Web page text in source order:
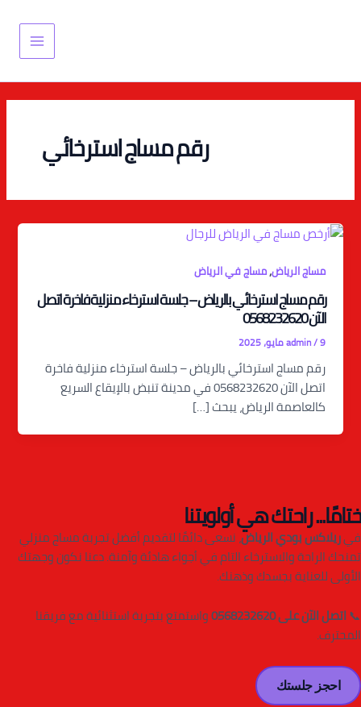
Main
Menu
رقم مساج استرخائي
مساج الرياض,مساج في الرياض
رقم مساج استرخائي بالرياض – جلسة استرخاء منزلية فاخرة اتصل
الآن 0568232620
admin/9 مايو، 2025
رقم مساج استرخائي بالرياض – جلسة استرخاء منزلية فاخرة
اتصل الآن 0568232620 في مدينة تنبض بالإيقاع السريع
كالعاصمة الرياض، يبحث […]
ختامًا... راحتك هي أولويتنا
فيريلاكس بودي الرياض، نسعى دائمًا لتقديم أفضل تجربة مساج منزلي
تمنحك الراحة والاسترخاء التام في أجواء هادئة وآمنة. دعنا نكون وجهتك
الأولى للعناية بجسدك وذهنك.
📞اتصل الآن على 0568232620
واستمتع بتجربة استثنائية مع فريقنا
المحترف.
احجز جلستك